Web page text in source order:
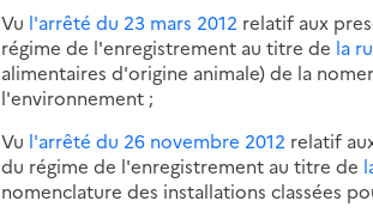
Vu l'arrêté du 23 mars 2012 relatif aux
régime de l'enregistrement au titre de la
alimentaires d'origine animale) de la
l'environnement ;
Vu l'arrêté du 26 novembre 2012 relatif
du régime de l'enregistrement au titre de
nomenclature des installations classées